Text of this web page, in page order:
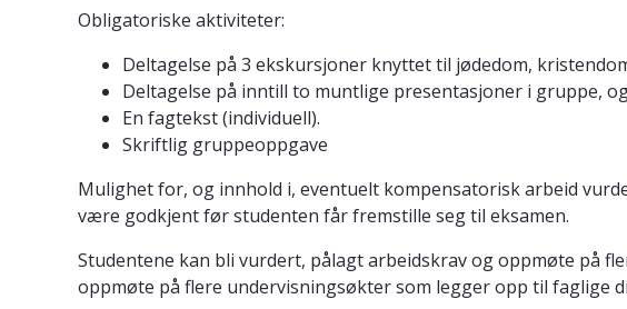
Obligatoriske aktiviteter:
Deltagelse på 3 ekskursjoner knyttet til jødedom,
Deltagelse på inntill to muntlige presentasjoner i gruppe,
En fagtekst (individuell).
Skriftlig gruppeoppgave
Mulighet for, og innhold i, eventuelt kompensatorisk arbeid
være godkjent før studenten får fremstille seg til eksamen.
Studentene kan bli vurdert, pålagt arbeidskrav og oppmøte på
oppmøte på flere undervisningsøkter som legger opp til faglige